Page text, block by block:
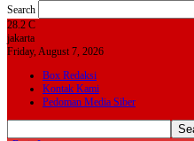
Search
28.2 C
jakarta
Friday, August 7, 2026
Box Redaksi
Kontak Kami
Pedoman Media Siber